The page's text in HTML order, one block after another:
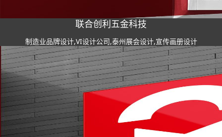
联合创利五金科技
制造业品牌设计,VI设计公司,泰州展会设计,宣传画册设计